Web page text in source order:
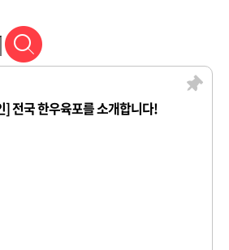
] 전국 한우육포를 소개합니다!